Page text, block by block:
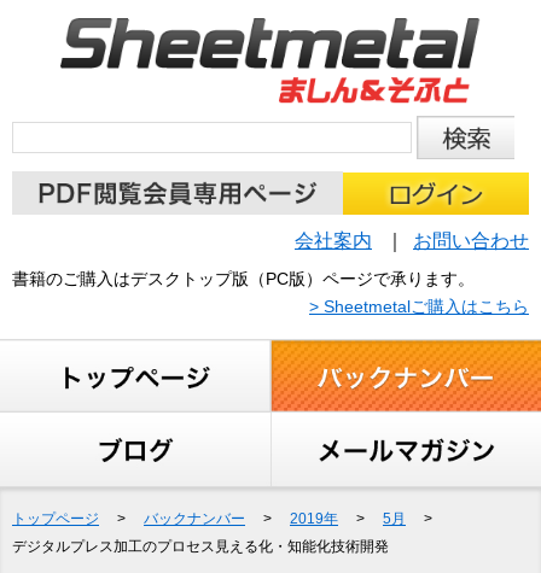
会社案内 お問い合わせ
書籍のご購入はデスクトップ版（PC版）ページで承ります。
> Sheetmetalご購入はこちら
トップページ > バックナンバー > 2019年 > 5月
>
デジタルプレス加工のプロセス見える化・知能化技術開発